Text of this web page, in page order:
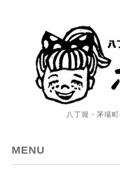
八丁堀・茅場
MENU